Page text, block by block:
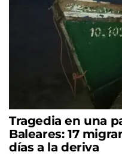
Tragedia en una
Baleares: 17
días a la deriva